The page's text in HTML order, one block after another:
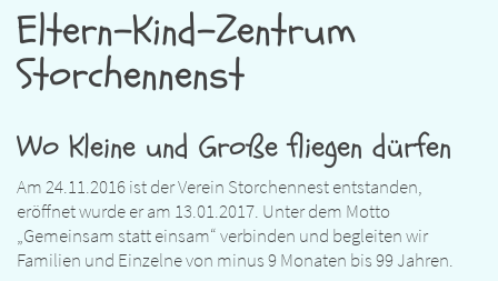
Eltern-Kind-Zentrum
Storchennenst
Wo Kleine und Große fliegen dürfen
Am 24.11.2016 ist der Verein Storchennest entstanden,
eröffnet wurde er am 13.01.2017. Unter dem Motto
„Gemeinsam statt einsam“ verbinden und begleiten wir
Familien und Einzelne von minus 9 Monaten bis 99 Jahren.